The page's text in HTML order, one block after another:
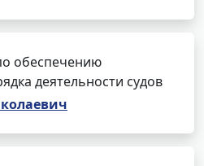
обеспечению
деятельности судов